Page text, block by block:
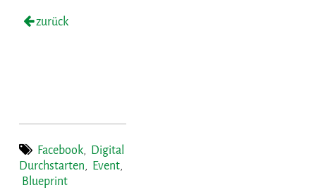
zurück
Facebook, Digital
Durchstarten, Event,
Blueprint